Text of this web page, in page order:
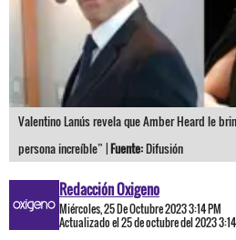
Valentino Lanús revela que Amber Heard le
persona increíble” |Fuente:Difusión
Redacción Oxigeno
Miércoles, 25 De Octubre 2023 3:14 PM
Actualizado el 25 de octubre del 2023